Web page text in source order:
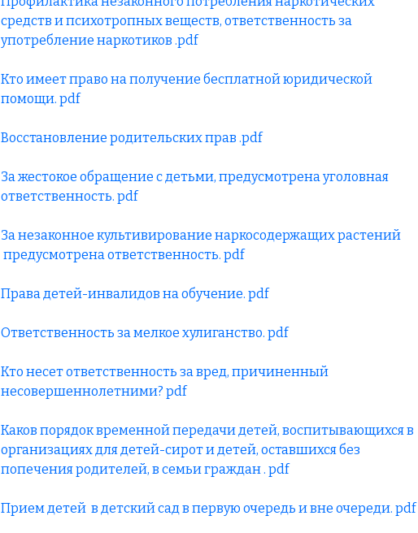
средств и психотропных веществ, ответственность за
употребление наркотиков .pdf
Кто имеет право на получение бесплатной юридической
помощи. pdf
Восстановление родительских прав .pdf
За жестокое обращение с детьми, предусмотрена уголовная
ответственность. pdf
За незаконное культивирование наркосодержащих растений
предусмотрена ответственность. pdf
Права детей-инвалидов на обучение. pdf
Ответственность за мелкое хулиганство. pdf
Кто несет ответственность за вред, причиненный
несовершеннолетними? pdf
Каков порядок временной передачи детей, воспитывающихся в
организациях для детей-сирот и детей, оставшихся без
попечения родителей, в семьи граждан . pdf
Прием детей в детский сад в первую очередь и вне очереди. pdf